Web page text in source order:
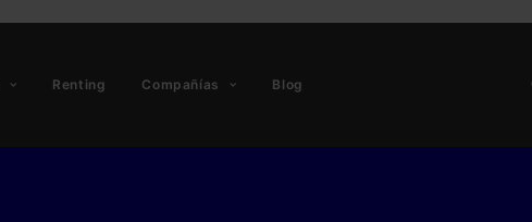
Renting Compañías Blog